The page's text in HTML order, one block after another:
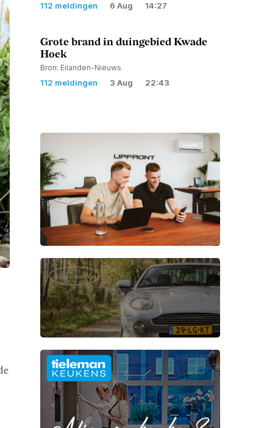
112 meldingen 6 Aug 14:27
Grote brand in duingebied Kwade
Hoek
Bron: Eilanden-Nieuws
112 meldingen 3 Aug 22:43